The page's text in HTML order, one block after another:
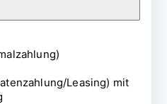
Leasing) mit